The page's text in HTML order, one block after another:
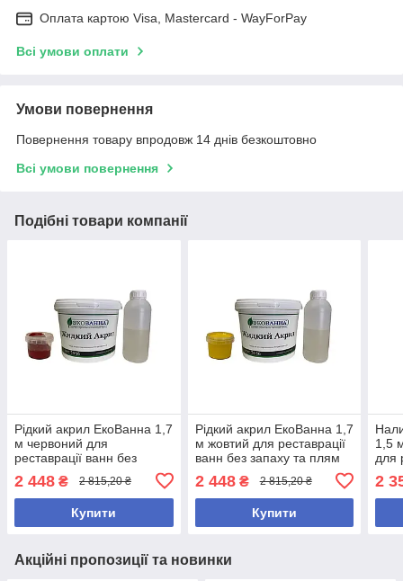
Оплата картою Visa, Mastercard - WayForPay
Всі умови оплати
Умови повернення
Повернення товару впродовж 14 днів безкоштовно
Всі умови повернення
Подібні товари компанії
Рідкий акрил ЕкоВанна 1,7
м червоний для
реставрації ванн без
2 448 ₴ 2 815,20 ₴
Купити
Рідкий акрил ЕкоВанна 1,7
м жовтий для реставрації
ванн без запаху та плям
2 448₴ 2 815,20 ₴
Купити
1,5
для
2
Акційні пропозиції та новинки